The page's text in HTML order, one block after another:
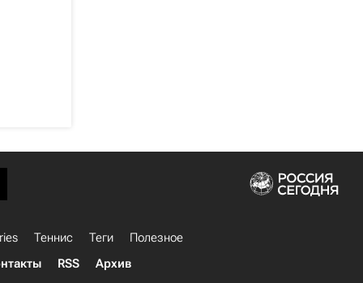
Теннис Теги
Полезное
RSS Архив